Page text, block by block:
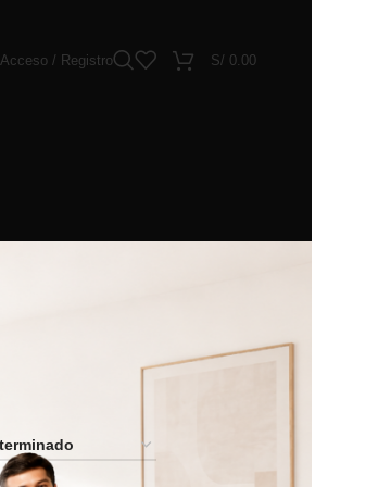
Acceso / Registro S/ 0.00